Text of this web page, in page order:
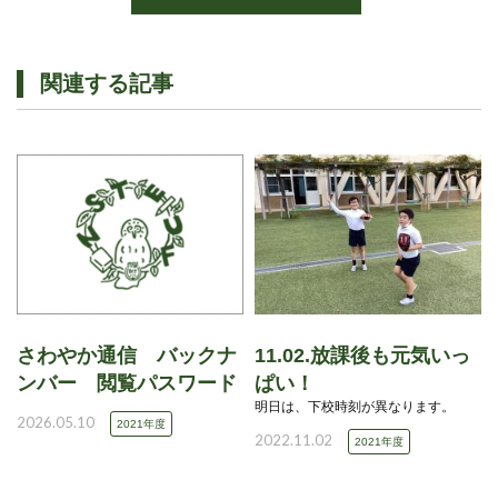
関連する記事
さわやか通信 バックナ
ンバー 閲覧パスワード
2026.05.10 2021年度
11.02.放課後も元気いっ
ぱい！
明日は、下校時刻が異なります。
2022.11.02 2021年度